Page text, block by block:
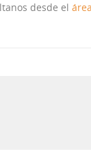
desde el